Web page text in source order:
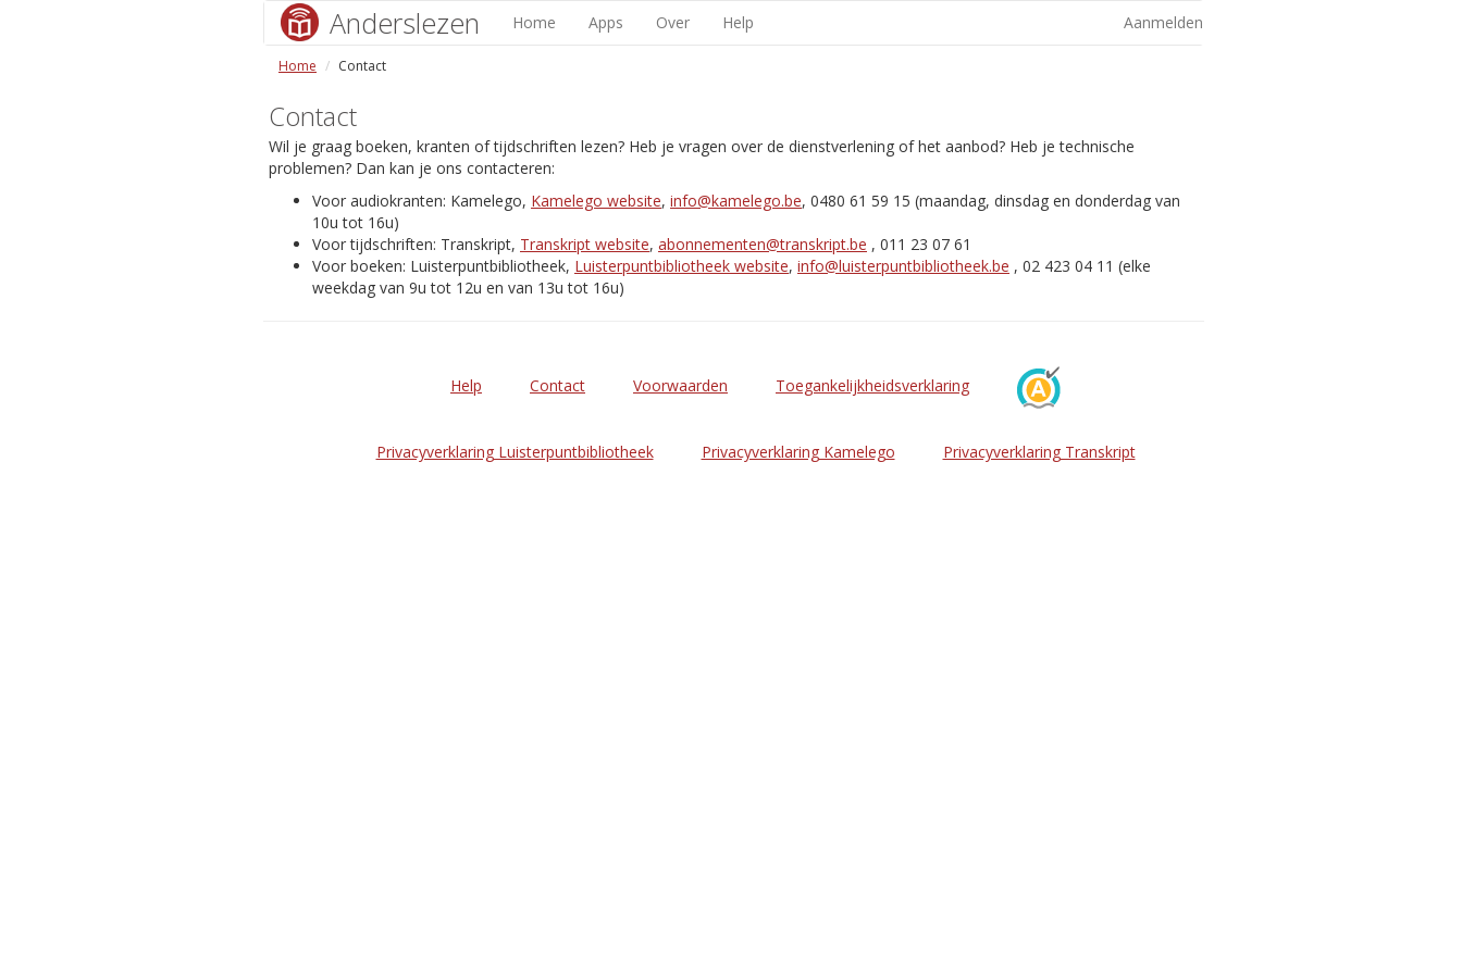
Anderslezen Home Apps Over Help Aanmelden
Home Contact
Contact
Wil je graag boeken, kranten of tijdschriften lezen? Heb je vragen over de dienstverlening of het aanbod? Heb je technische
problemen? Dan kan je ons contacteren:
Voor audiokranten: Kamelego, Kamelego website, info@kamelego.be, 0480 61 59 15 (maandag, dinsdag en donderdag van
10u tot 16u)
Voor tijdschriften: Transkript, Transkript website, abonnementen@transkript.be , 011 23 07 61
Voor boeken: Luisterpuntbibliotheek, Luisterpuntbibliotheek website, info@luisterpuntbibliotheek.be , 02 423 04 11 (elke
weekdag van 9u tot 12u en van 13u tot 16u)
Help Contact Voorwaarden Toegankelijkheidsverklaring
Privacyverklaring Luisterpuntbibliotheek Privacyverklaring Kamelego Privacyverklaring Transkript